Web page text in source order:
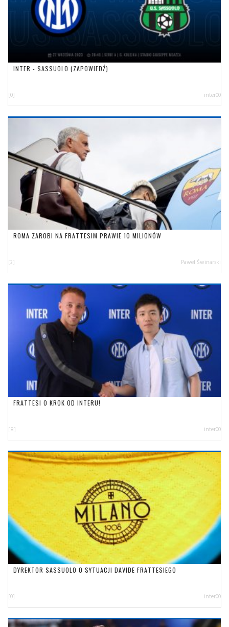
INTER - SASSUOLO (ZAPOWIEDŹ)
[0] inter00
ROMA ZAROBI NA FRATTESIM PRAWIE 10 MILIONÓW
[3] Paweł Świnarski
FRATTESI O KROK OD INTERU!
[8] inter00
DYREKTOR SASSUOLO O SYTUACJI DAVIDE FRATTESIEGO
[0] inter00